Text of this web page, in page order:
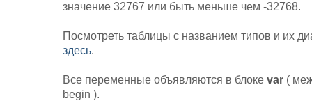
значение 32767 или быть меньше чем -32768.
Посмотреть таблицы с названием типов и их
здесь.
Все переменные объявляются в блоке var (
begin ).